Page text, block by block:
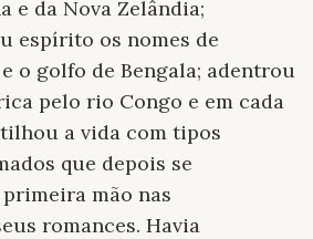
e da Nova Zelândia;
espírito os nomes de
o golfo de Bengala; adentrou
pelo rio Congo e em cada
a vida com tipos
que depois se
mão nas
romances. Havia